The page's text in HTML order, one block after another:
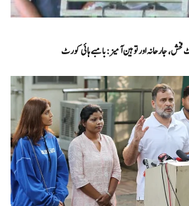
جارحانہ اور توہین آمیز:بامبے ہائی کورٹ